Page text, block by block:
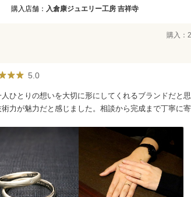
購入店舗： 入倉康ジュエリー工房 吉祥寺
購入：
5.0
ひとりの想いを大切に形にしてくれるブランドだと
力が魅力だと感じました。相談から完成まで丁寧に